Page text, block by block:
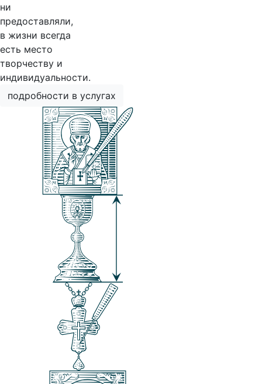
ни
предоставляли,
в жизни всегда
есть место
творчеству и
индивидуальности.
подробности в услугах